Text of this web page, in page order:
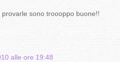
sono troooppo buone!!
alle ore 19:48